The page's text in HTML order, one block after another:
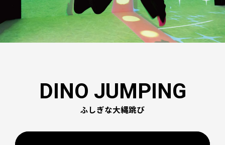
DINO JUMPING
ふしぎな大縄跳び